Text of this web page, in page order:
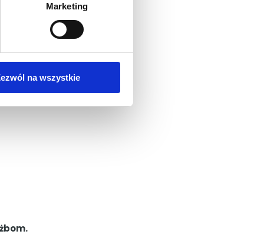
Marketing
na wszystkie